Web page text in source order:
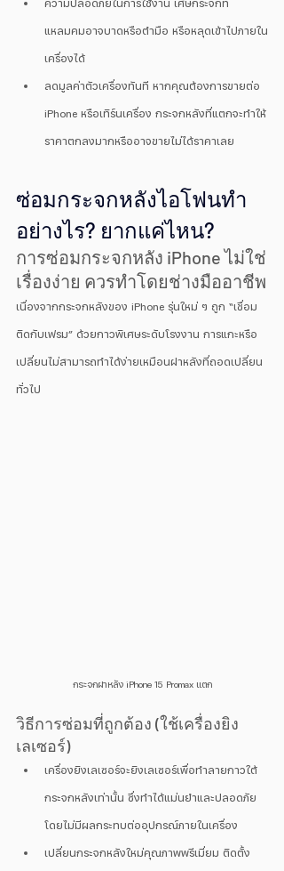
ความปลอดภัยในการใช้งาน เศษกระจกที่
แหลมคมอาจบาดหรือตำมือ หรือหลุดเข้าไปภายใน
เครื่องได้
ลดมูลค่าตัวเครื่องทันที หากคุณต้องการขายต่อ
iPhone หรือเทิร์นเครื่อง กระจกหลังที่แตกจะทำให้
ราคาตกลงมากหรืออาจขายไม่ได้ราคาเลย
ซ่อมกระจกหลังไอโฟนทำ
อย่างไร? ยากแค่ไหน?
การซ่อมกระจกหลัง iPhone ไม่ใช่
เรื่องง่าย ควรทำโดยช่างมืออาชีพ
เนื่องจากกระจกหลังของ iPhone รุ่นใหม่ ๆ ถูก “เชื่อม
ติดกับเฟรม” ด้วยกาวพิเศษระดับโรงงาน การแกะหรือ
เปลี่ยนไม่สามารถทำได้ง่ายเหมือนฝาหลังที่ถอดเปลี่ยน
ทั่วไป
กระจกฝาหลัง iPhone 15 Promax แตก
วิธีการซ่อมที่ถูกต้อง (ใช้เครื่องยิง
เลเซอร์)
เครื่องยิงเลเซอร์จะยิงเลเซอร์เพื่อทำลายกาวใต้
กระจกหลังเท่านั้น ซึ่งทำได้แม่นยำและปลอดภัย
โดยไม่มีผลกระทบต่ออุปกรณ์ภายในเครื่อง
เปลี่ยนกระจกหลังใหม่คุณภาพพรีเมี่ยม ติดตั้ง